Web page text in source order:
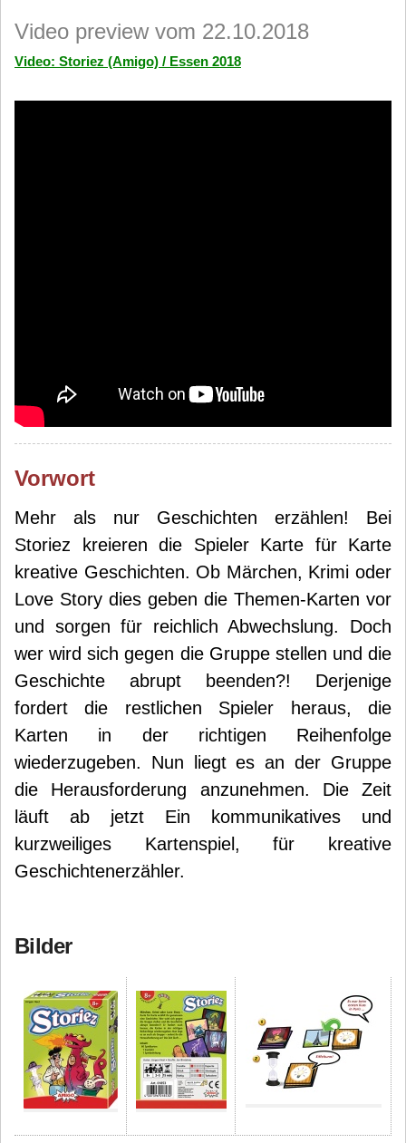
Video preview vom 22.10.2018
Video: Storiez (Amigo) / Essen 2018
Vorwort
Mehr als nur Geschichten erzählen! Bei
Storiez kreieren die Spieler Karte für Karte
kreative Geschichten. Ob Märchen, Krimi oder
Love Story dies geben die Themen-Karten vor
und sorgen für reichlich Abwechslung. Doch
wer wird sich gegen die Gruppe stellen und die
Geschichte abrupt beenden?! Derjenige
fordert die restlichen Spieler heraus, die
Karten in der richtigen Reihenfolge
wiederzugeben. Nun liegt es an der Gruppe
die Herausforderung anzunehmen. Die Zeit
läuft ab jetzt Ein kommunikatives und
kurzweiliges Kartenspiel, für kreative
Geschichtenerzähler.
Bilder